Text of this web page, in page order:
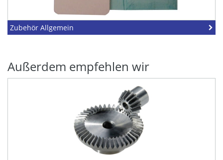
Zubehör Allgemein
Außerdem empfehlen wir